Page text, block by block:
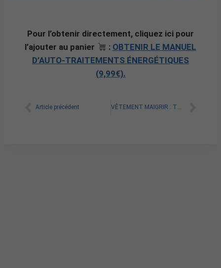
Pour l’obtenir directement, cliquez ici pour
l’ajouter au panier
: OBTENIR LE MANUEL
D’AUTO-TRAITEMENTS ÉNERGÉTIQUES
(9,99€).
Article précédent VÊTEMENT MAIGRIR : TOUT SAVOIR SUR LE CHOIX IDÉAL